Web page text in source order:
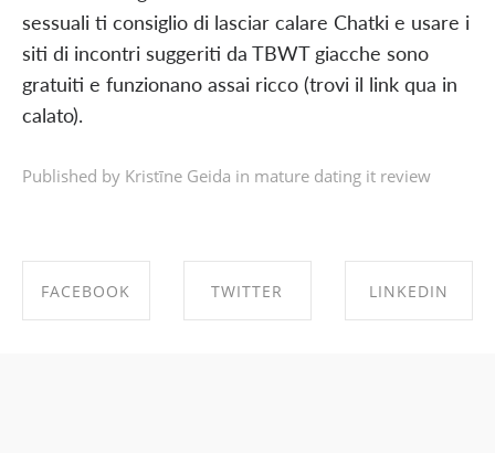
sessuali ti consiglio di lasciar calare Chatki e usare i
siti di incontri suggeriti da TBWT giacche sono
gratuiti e funzionano assai ricco (trovi il link qua in
calato).
Published by Kristīne Geida in mature dating it review
FACEBOOK TWITTER LINKEDIN